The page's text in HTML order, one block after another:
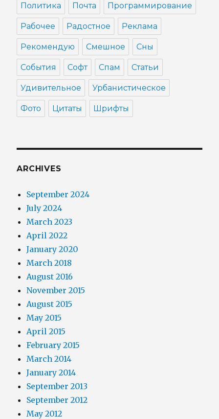
Политика Почта Программирование
Рабочее Радостное Реклама
Рекомендую Смешное Сны
События Софт Спам Статьи
Удивительное Урбанистическое
Фото Цитаты Шрифты
ARCHIVES
September 2024
July 2024
March 2023
April 2022
January 2020
March 2018
August 2016
November 2015
August 2015
May 2015
April 2015
February 2015
March 2014
January 2014
September 2013
September 2012
May 2012